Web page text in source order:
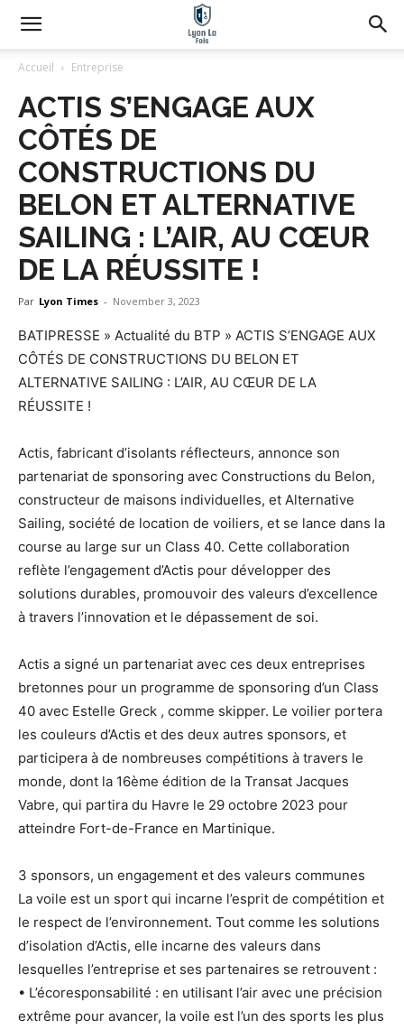
Accueil Entreprise
ACTIS S’ENGAGE AUX
CÔTÉS DE
CONSTRUCTIONS DU
BELON ET ALTERNATIVE
SAILING : L’AIR, AU CŒUR
DE LA RÉUSSITE !
Par Lyon Times - November 3, 2023
BATIPRESSE » Actualité du BTP » ACTIS S’ENGAGE AUX
CÔTÉS DE CONSTRUCTIONS DU BELON ET
ALTERNATIVE SAILING : L’AIR, AU CŒUR DE LA
RÉUSSITE !
Actis, fabricant d’isolants réflecteurs, annonce son
partenariat de sponsoring avec Constructions du Belon,
constructeur de maisons individuelles, et Alternative
Sailing, société de location de voiliers, et se lance dans la
course au large sur un Class 40. Cette collaboration
reflète l’engagement d’Actis pour développer des
solutions durables, promouvoir des valeurs d’excellence
à travers l’innovation et le dépassement de soi.
Actis a signé un partenariat avec ces deux entreprises
bretonnes pour un programme de sponsoring d’un Class
40 avec Estelle Greck , comme skipper. Le voilier portera
les couleurs d’Actis et des deux autres sponsors, et
participera à de nombreuses compétitions à travers le
monde, dont la 16ème édition de la Transat Jacques
Vabre, qui partira du Havre le 29 octobre 2023 pour
atteindre Fort-de-France en Martinique.
3 sponsors, un engagement et des valeurs communes
La voile est un sport qui incarne l’esprit de compétition et
le respect de l’environnement. Tout comme les solutions
d’isolation d’Actis, elle incarne des valeurs dans
lesquelles l’entreprise et ses partenaires se retrouvent :
• L’écoresponsabilité : en utilisant l’air avec une précision
extrême pour avancer, la voile est l’un des sports les plus